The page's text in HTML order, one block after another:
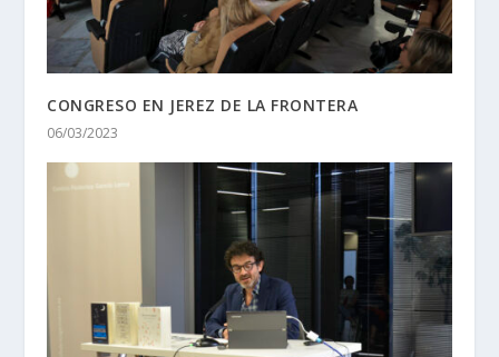
CONGRESO EN JEREZ DE LA FRONTERA
06/03/2023